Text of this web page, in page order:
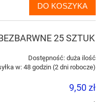
DO KOSZYKA
25 SZTUK
Dostępność: duża ilość
w: 48 godzin (2 dni robocze)
9,50 zł